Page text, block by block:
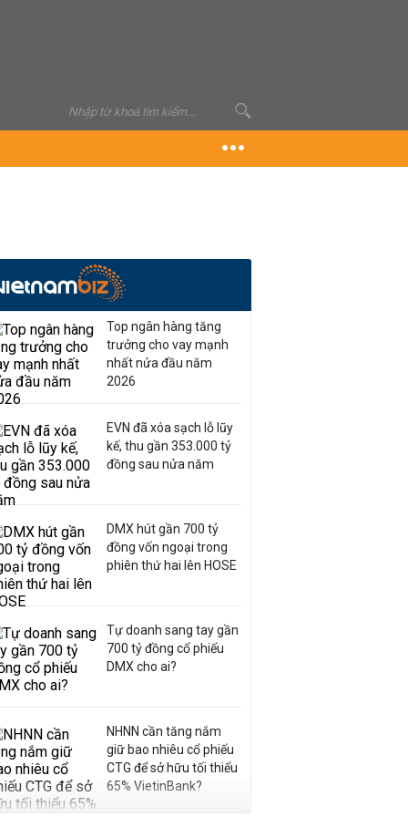
Top ngân hàng tăng
trưởng cho vay mạnh
nhất nửa đầu năm
2026
EVN đã xóa sạch lỗ lũy
kế, thu gần 353.000 tỷ
đồng sau nửa năm
DMX hút gần 700 tỷ
đồng vốn ngoại trong
phiên thứ hai lên HOSE
Tự doanh sang tay gần
700 tỷ đồng cổ phiếu
DMX cho ai?
NHNN cần tăng nắm
giữ bao nhiêu cổ phiếu
CTG để sở hữu tối thiểu
65% VietinBank?